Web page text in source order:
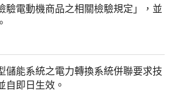
驗電動機商品之相關檢驗規定」，並
儲能系統之電力轉換系統併聯要求技
自即日生效。